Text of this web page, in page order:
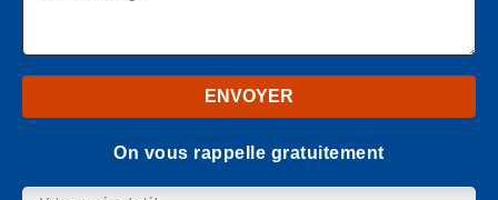
On vous rappelle gratuitement